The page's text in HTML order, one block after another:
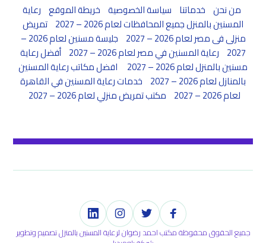
من نحن خدماتنا سياسة الخصوصية خريطة الموقع رعاية
المسنين بالمنزل جميع المحافظات لعام 2026 – 2027
تمريض
منزلى فى مصر لعام 2026 – 2027
جليسة مسنين لعام 2026 –
2027 رعاية المسنين في مصر لعام 2026 – 2027
أفضل رعاية
مسنين بالمنزل لعام 2026 – 2027
افضل مكاتب رعاية المسنين
بالمنازل لعام 2026 – 2027
خدمات رعاية المسنين في القاهرة
لعام 2026 – 2027
مكتب تمريض منزلي لعام 2026 – 2027
جميع الحقوق محفوظة مكتب احمد رضوان لرعاية المسنين بالمنزل تصميم وتطوير